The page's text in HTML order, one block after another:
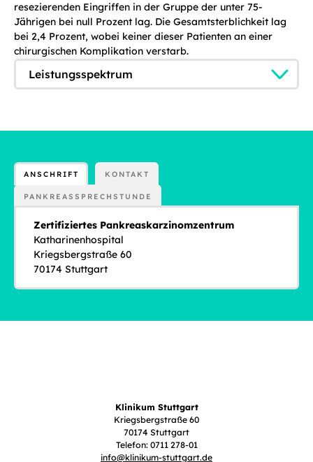
resezierenden Eingriffen in der Gruppe der unter 75-
Jährigen bei null Prozent lag. Die Gesamtsterblichkeit lag
bei 2,4 Prozent, wobei keiner dieser Patienten an einer
chirurgischen Komplikation verstarb.
Leistungsspektrum
ANSCHRIFT KONTAKT
PANKREASSPRECHSTUNDE
Zertifiziertes Pankreaskarzinomzentrum
Katharinenhospital
Kriegsbergstraße 60
70174 Stuttgart
Klinikum Stuttgart
Kriegsbergstraße 60
70174 Stuttgart
Telefon: 0711 278-01
info@klinikum-stuttgart.de